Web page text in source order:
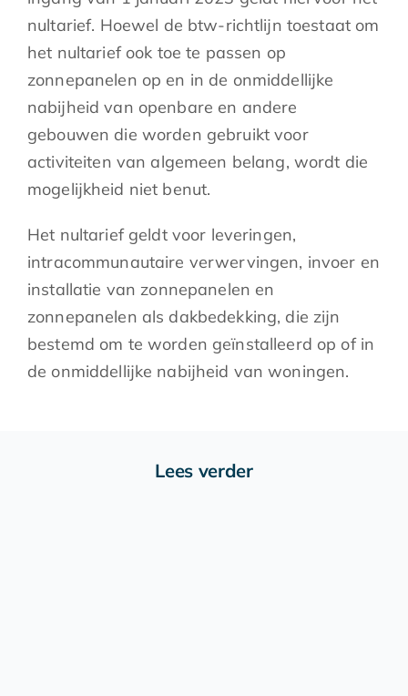
nultarief. Hoewel de btw-richtlijn toestaat om
het nultarief ook toe te passen op
zonnepanelen op en in de onmiddellijke
nabijheid van openbare en andere
gebouwen die worden gebruikt voor
activiteiten van algemeen belang, wordt die
mogelijkheid niet benut.
Het nultarief geldt voor leveringen,
intracommunautaire verwervingen, invoer en
installatie van zonnepanelen en
zonnepanelen als dakbedekking, die zijn
bestemd om te worden geïnstalleerd op of in
de onmiddellijke nabijheid van woningen.
Lees verder